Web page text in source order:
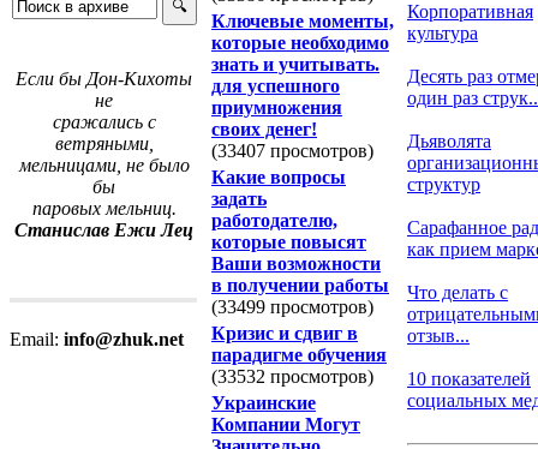
Если бы Дон-Кихоты
не
сражались с
ветряными,
мельницами, не было
бы
паровых мельниц.
Станислав Ежи Лец
Email: info@zhuk.net
Ключевые моменты,
которые необходимо
знать и учитывать.
для успешного
приумножения
своих денег!
(33407 просмотров)
Какие вопросы
задать
работодателю,
которые повысят
Ваши возможности
в получении работы
(33499 просмотров)
Кризис и сдвиг в
парадигме обучения
(33532 просмотров)
Украинские
Компании Могут
Корпоративная
культура
Десять раз
один раз
Дьяволята
структур
Сарафанное
как прием
Что делать с
отзыв...
10 показателей
социальных